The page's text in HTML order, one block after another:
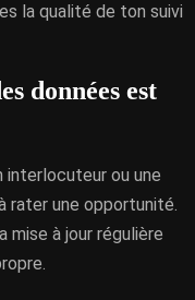
la qualité de ton suivi
données est
interlocuteur ou une
rater une opportunité.
mise à jour régulière